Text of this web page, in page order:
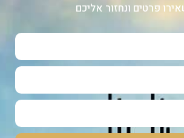
פרטים ונחזור אליכם